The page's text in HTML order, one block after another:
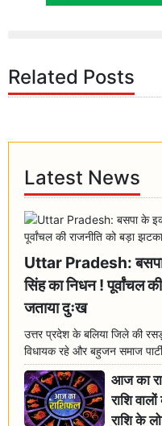
Related Posts
Latest News
Uttar Pradesh:
सिंह का निधन ! पूर्वांचल
जताया दुःख
उत्तर प्रदेश के बलिया जिले की
विधायक रहे और बहुजन समाज
आज का
राशि
राशि के